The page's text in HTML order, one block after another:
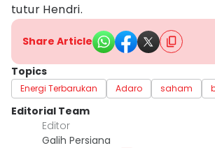
tutur Hendri.
Share Article
Topics
Energi Terbarukan Adaro saham
Editorial Team
Editor
Galih Persiana